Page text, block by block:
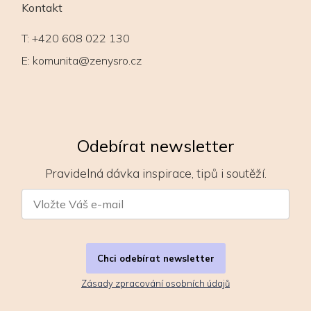
Kontakt
T: +420 608 022 130
E: komunita@zenysro.cz
Odebírat newsletter
Pravidelná dávka inspirace, tipů i soutěží.
Chci odebírat newsletter
Zásady zpracování osobních údajů